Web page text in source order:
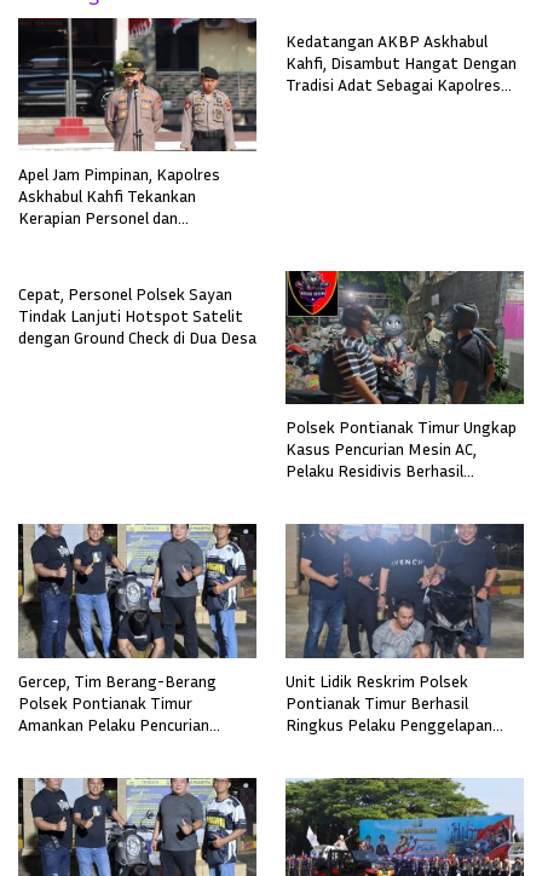
Apel Jam Pimpinan, Kapolres
Askhabul Kahfi Tekankan
Kerapian Personel dan
Kedatangan AKBP Askhabul
Kahfi, Disambut Hangat Dengan
Tradisi Adat Sebagai Kapolres
Cepat, Personel Polsek Sayan
Tindak Lanjuti Hotspot Satelit
dengan Ground Check di Dua Desa
Polsek Pontianak Timur Ungkap
Kasus Pencurian Mesin AC,
Pelaku Residivis Berhasil
Gercep, Tim Berang-Berang
Polsek Pontianak Timur
Amankan Pelaku Pencurian
Unit Lidik Reskrim Polsek
Pontianak Timur Berhasil
Ringkus Pelaku Penggelapan